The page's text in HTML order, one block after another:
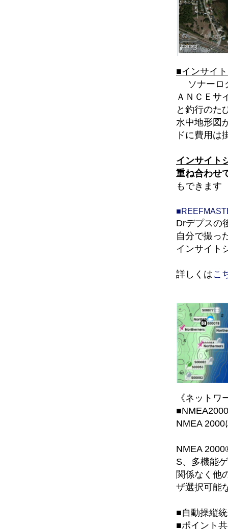
■インサイ
ソナーロ
ＡＮＣＥサ
と釣行のた
水中地形図
ドに費用は
インサイト
重ね合わせ
もできます
Drデプスの
自分で撮っ
インサイト
詳しくはこ
《ネットワ
NMEA
NMEA
S、多機能
関係なく他
ザ選択可能
■自動操縦
■ポイント